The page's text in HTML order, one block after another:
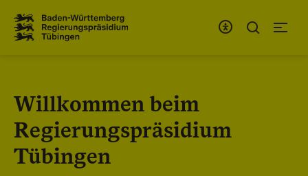
Willkommen beim
Regierungspräsidium
Tübingen